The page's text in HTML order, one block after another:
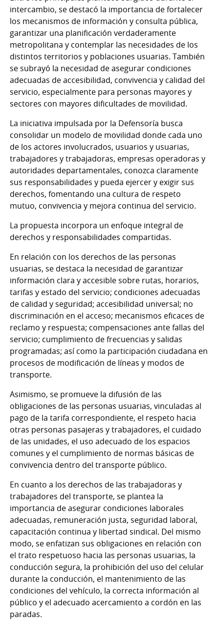
intercambio, se destacó la importancia de fortalecer
los mecanismos de información y consulta pública,
garantizar una planificación verdaderamente
metropolitana y contemplar las necesidades de los
distintos territorios y poblaciones usuarias. También
se subrayó la necesidad de asegurar condiciones
adecuadas de accesibilidad, convivencia y calidad del
servicio, especialmente para personas mayores y
sectores con mayores dificultades de movilidad.
La iniciativa impulsada por la Defensoría busca
consolidar un modelo de movilidad donde cada uno
de los actores involucrados, usuarios y usuarias,
trabajadores y trabajadoras, empresas operadoras y
autoridades departamentales, conozca claramente
sus responsabilidades y pueda ejercer y exigir sus
derechos, fomentando una cultura de respeto
mutuo, convivencia y mejora continua del servicio.
La propuesta incorpora un enfoque integral de
derechos y responsabilidades compartidas.
En relación con los derechos de las personas
usuarias, se destaca la necesidad de garantizar
información clara y accesible sobre rutas, horarios,
tarifas y estado del servicio; condiciones adecuadas
de calidad y seguridad; accesibilidad universal; no
discriminación en el acceso; mecanismos eficaces de
reclamo y respuesta; compensaciones ante fallas del
servicio; cumplimiento de frecuencias y salidas
programadas; así como la participación ciudadana en
procesos de modificación de líneas y modos de
transporte.
Asimismo, se promueve la difusión de las
obligaciones de las personas usuarias, vinculadas al
pago de la tarifa correspondiente, el respeto hacia
otras personas pasajeras y trabajadores, el cuidado
de las unidades, el uso adecuado de los espacios
comunes y el cumplimiento de normas básicas de
convivencia dentro del transporte público.
En cuanto a los derechos de las trabajadoras y
trabajadores del transporte, se plantea la
importancia de asegurar condiciones laborales
adecuadas, remuneración justa, seguridad laboral,
capacitación continua y libertad sindical. Del mismo
modo, se enfatizan sus obligaciones en relación con
el trato respetuoso hacia las personas usuarias, la
conducción segura, la prohibición del uso del celular
durante la conducción, el mantenimiento de las
condiciones del vehículo, la correcta información al
público y el adecuado acercamiento a cordón en las
paradas.